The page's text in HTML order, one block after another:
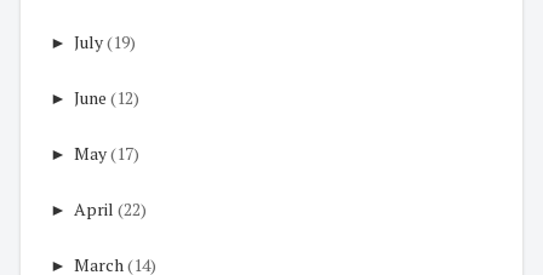
► July(19)
► June (12)
► May(17)
► April (22)
► March(14)